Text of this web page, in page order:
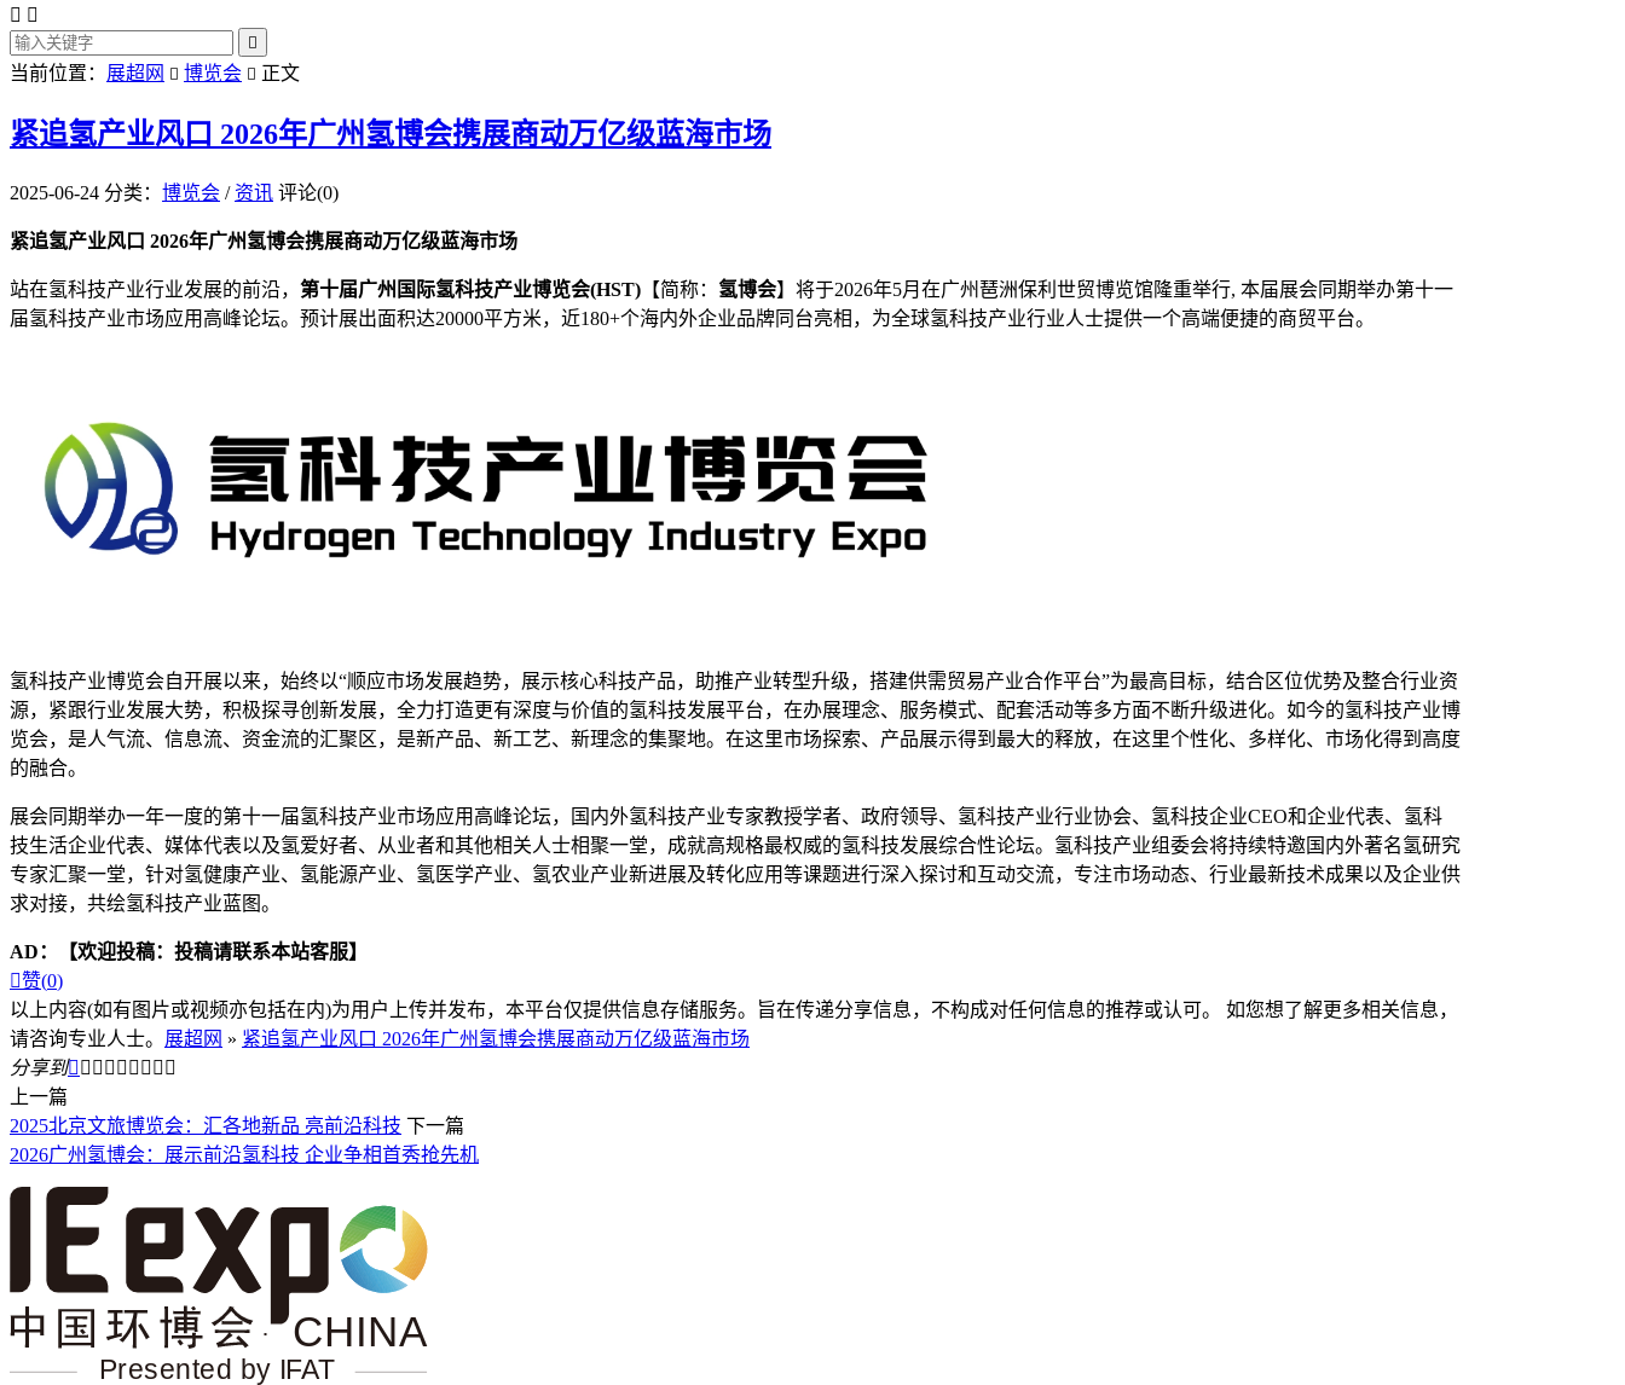
 

当前位置： 展超网  博览会  正文
紧追氢产业风口 2026年广州氢博会携展商动万亿级蓝海市场
2025-06-24 分类： 博览会 / 资讯 评论(0)
紧追氢产业风口 2026年广州氢博会携展商动万亿级蓝海市场
站在氢科技产业行业发展的前沿， 第十届广州国际氢科技产业博览会(HST) 【简称： 氢博会】将于2026年5月在广州琶洲保利世贸博览馆隆重举行, 本届展会同期举办第十一
届氢科技产业市场应用高峰论坛。预计展出面积达20000平方米，近180+个海内外企业品牌同台亮相，为全球氢科技产业行业人士提供一个高端便捷的商贸平台。
氢科技产业博览会自开展以来，始终以“顺应市场发展趋势，展示核心科技产品，助推产业转型升级，搭建供需贸易产业合作平台”为最高目标，结合区位优势及整合行业资
源，紧跟行业发展大势，积极探寻创新发展，全力打造更有深度与价值的氢科技发展平台，在办展理念、服务模式、配套活动等多方面不断升级进化。如今的氢科技产业博
览会，是人气流、信息流、资金流的汇聚区，是新产品、新工艺、新理念的集聚地。在这里市场探索、产品展示得到最大的释放，在这里个性化、多样化、市场化得到高度
的融合。
展会同期举办一年一度的第十一届氢科技产业市场应用高峰论坛，国内外氢科技产业专家教授学者、政府领导、氢科技产业行业协会、氢科技企业CEO和企业代表、氢科
技生活企业代表、媒体代表以及氢爱好者、从业者和其他相关人士相聚一堂，成就高规格最权威的氢科技发展综合性论坛。氢科技产业组委会将持续特邀国内外著名氢研究
专家汇聚一堂，针对氢健康产业、氢能源产业、氢医学产业、氢农业产业新进展及转化应用等课题进行深入探讨和互动交流，专注市场动态、行业最新技术成果以及企业供
求对接，共绘氢科技产业蓝图。
AD：
【欢迎投稿：投稿请联系本站客服】
赞(0)
以上内容(如有图片或视频亦包括在内)为用户上传并发布，本平台仅提供信息存储服务。旨在传递分享信息，不构成对任何信息的推荐或认可。 如您想了解更多相关信息，
请咨询专业人士。 展超网 » 紧追氢产业风口 2026年广州氢博会携展商动万亿级蓝海市场
分享到        
上一篇
2025北京文旅博览会：汇各地新品 亮前沿科技 下一篇
2026广州氢博会：展示前沿氢科技 企业争相首秀抢先机